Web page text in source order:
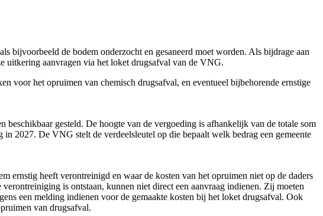
bijvoorbeeld de bodem onderzocht en gesaneerd moet worden. Als bijdrage aan
uitkering aanvragen via het loket drugsafval van de VNG.
voor het opruimen van chemisch drugsafval, en eventueel bijbehorende ernstige
gesteld. De hoogte van de vergoeding is afhankelijk van de totale som
2027. De VNG stelt de verdeelsleutel op die bepaalt welk bedrag een gemeente
ernstig heeft verontreinigd en waar de kosten van het opruimen niet op de daders
is ontstaan, kunnen niet direct een aanvraag indienen. Zij moeten
een melding indienen voor de gemaakte kosten bij het loket drugsafval. Ook
van drugsafval.